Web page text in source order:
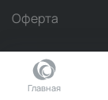
Главная
Оферта